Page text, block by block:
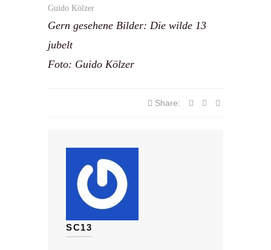
Gern gesehene Bilder: Die wilde 13
jubelt
Foto: Guido Kölzer
Share:
SC13